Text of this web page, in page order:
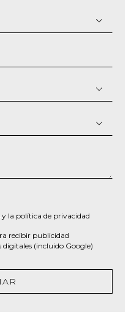
y la política de privacidad
recibir publicidad
(incluido Google)